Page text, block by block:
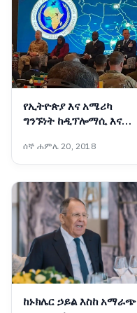
የኢትዮጵያ እና አሜሪካ
ግንኙነት ከዲፕሎማሲ እና
ስትራቴጂያዊ አጋርነት
እየተሸጋገረ ነው - አምባሳደር
ኤርቪን ማሲንጋ
ሰኞ ሐምሌ 20, 2018
ከኑክሌር ኃይል እስከ አማራጭ